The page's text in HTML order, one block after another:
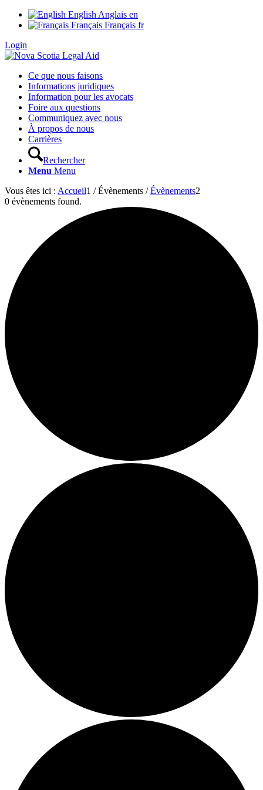
English Anglais en
Français Français fr
Login
Ce que nous faisons
Informations juridiques
Information pour les avocats
Foire aux questions
Communiquez avec nous
À propos de nous
Carrières
Rechercher
Menu Menu
Vous êtes ici : Accueil1 / Évènements / Évènements2
0 évènements found.